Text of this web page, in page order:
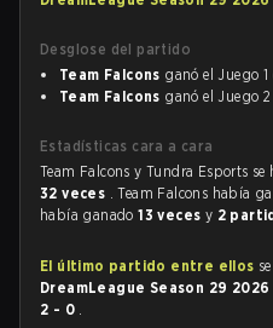
Desglose del partido
Team Falcons ganó el Juego 1
Team Falcons ganó el Juego 2
Estadísticas cara a cara
Team Falcons y Tundra Esports
32 veces . Team Falcons había
había ganado13 veces y 2
El último partido entre ellos
DreamLeague Season 29 2026
2 - 0 .